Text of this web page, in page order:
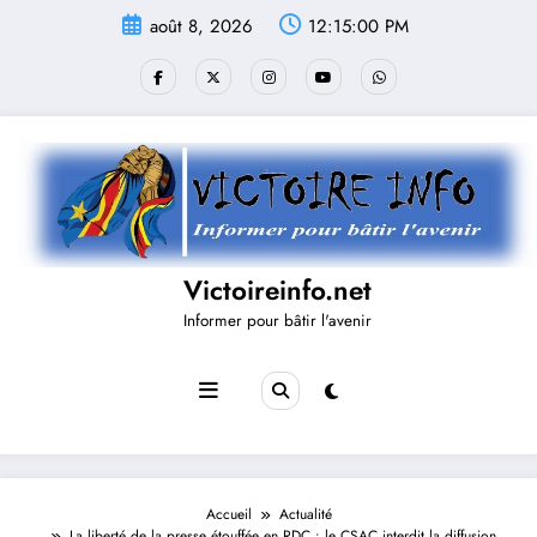
août 8, 2026 12:15:01 PM
Victoireinfo.net
Informer pour bâtir l'avenir
Accueil
Actualité